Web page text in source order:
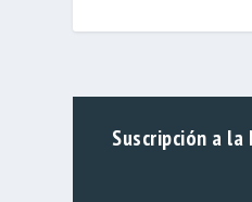
Suscripción a la